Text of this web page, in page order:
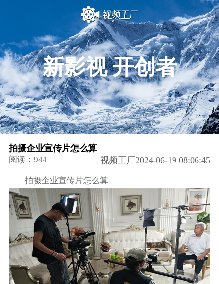
新影视 开创者
拍摄企业宣传片怎么算
阅读：944 视频工厂2024-06-19 08:06:45
拍摄企业宣传片怎么算